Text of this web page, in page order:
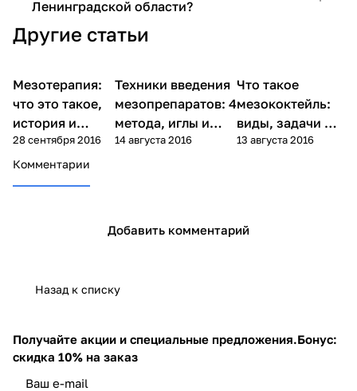
Ленинградской области?
Другие статьи
Мезотерапия
Мезотерапия:
что это такое,
история и
механизм
действия
28 сентября 2016
Мезотерапия
Техники введения
мезопрепаратов: 4
метода, иглы и
алгоритм выбора
14 августа 2016
Мезотерапия
Что такое
мезококтейль:
виды, задачи и
способы
13 августа 2016
Комментарии
Добавить комментарий
Назад к списку
Получайте акции и специальные предложения.Бонус:
скидка 10% на заказ